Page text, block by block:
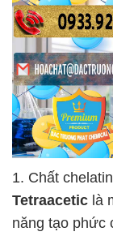
1. Chất
Tetraacetic là
năng tạo phức